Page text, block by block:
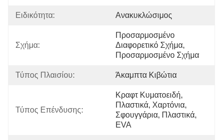
Ειδικότητα: Ανακυκλώσιμος
Σχήμα:
Προσαρμοσμένο
Διαφορετικό Σχήμα,
Προσαρμοσμένο Σχήμα
Τύπος Πλαισίου: Άκαμπτα Κιβώτια
Τύπος Επένδυσης:
Κραφτ Κυματοειδή,
Πλαστικά, Χαρτόνια,
Σφουγγάρια, Πλαστικά,
EVA